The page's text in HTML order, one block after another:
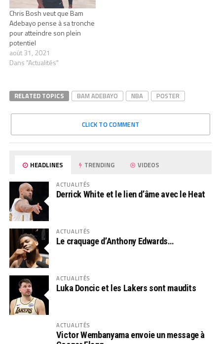
Chris Bosh veut que Bam
Adebayo pense à sa tronche
pour atteindre son plein
potentiel
août 31, 2021
Dans "Actualités"
RELATED TOPICS BAM ADEBAYO NBA POSTER
CLICK TO COMMENT
HEADLINES TRENDING VIDEOS
ACTUALITÉS
Derrick White et le lien d’âme avec le Heat
ACTUALITÉS
Le craquage d’Anthony Edwards…
ACTUALITÉS
Luka Doncic et les Lakers sont maudits
ACTUALITÉS
Victor Wembanyama envoie un message à